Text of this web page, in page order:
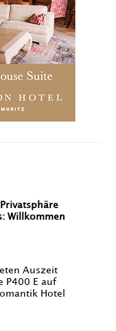
Willkommen
Auszeit
P400 E auf
Hotel